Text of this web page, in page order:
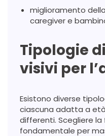
miglioramento
caregiver e
Tipologie
visivi per
Esistono diverse
ciascuna adatta a
differenti. Scegliere
fondamentale per